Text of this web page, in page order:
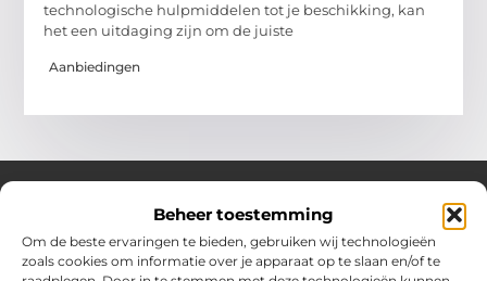
Beheer toestemming
Om de beste ervaringen te bieden, gebruiken wij technologieën
zoals cookies om informatie over je apparaat op te slaan en/of te
technologische hulpmiddelen tot je beschikking, kan
het een uitdaging zijn om de juiste
Aanbiedingen
Over Hollandwinkelt
Jouw bron voor inspiratie en handige tips voor het dagelijks